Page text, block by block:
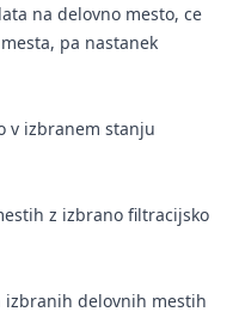
na delovno mesto, ce
pa nastanek
v izbranem stanju
z izbrano filtracijsko
delovnih mestih